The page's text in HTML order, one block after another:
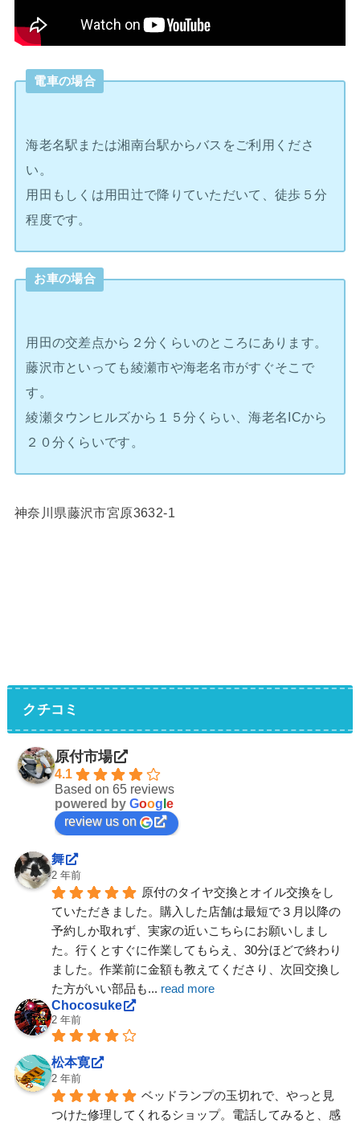
電車の場合
海老名駅または湘南台駅からバスをご利用くださ
い。
用田もしくは用田辻で降りていただいて、徒歩５分
程度です。
お車の場合
用田の交差点から２分くらいのところにあります。
藤沢市といっても綾瀬市や海老名市がすぐそこで
す。
綾瀬タウンヒルズから１５分くらい、海老名ICから
２０分くらいです。
神奈川県藤沢市宮原3632-1
クチコミ
原付市場
4.1
Based on 65 reviews
powered by Goog e
review us on
舞
2 年前
原付のタイヤ交換とオイル交換をし
ていただきました。購入した店舗は最短で３月以降の
予約しか取れず、実家の近いこちらにお願いしまし
た。行くとすぐに作業してもらえ、30分ほどで終わり
ました。作業前に金額も教えてくださり、次回交換し
た方がいい部品も... read more
Chocosuke
2 年前
松本寛
2 年前
ベッドランプの玉切れで、やっと見
つけた修理してくれるショップ。電話してみると、感